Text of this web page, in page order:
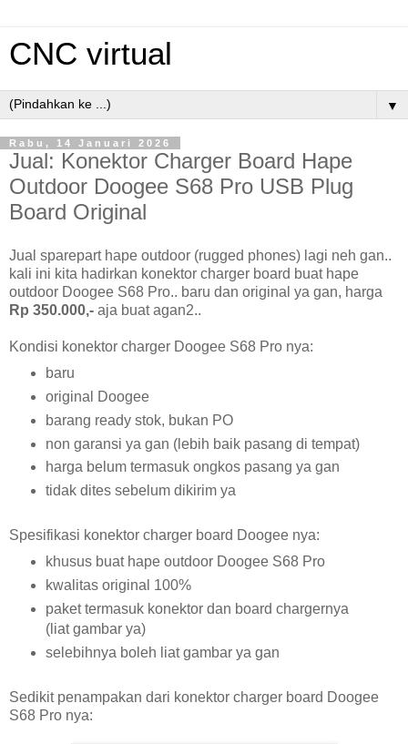
CNC virtual
▼
Rabu, 14 Januari 2026
Jual: Konektor Charger Board Hape
Outdoor Doogee S68 Pro USB Plug
Board Original
Jual sparepart hape outdoor (rugged phones) lagi neh gan..
kali ini kita hadirkan konektor charger board buat hape
outdoor Doogee S68 Pro.. baru dan original ya gan, harga
Rp 350.000,- aja buat agan2..
Kondisi konektor charger Doogee S68 Pro nya:
baru
original Doogee
barang ready stok, bukan PO
non garansi ya gan (lebih baik pasang di tempat)
harga belum termasuk ongkos pasang ya gan
tidak dites sebelum dikirim ya
Spesifikasi konektor charger board Doogee nya:
khusus buat hape outdoor Doogee S68 Pro
kwalitas original 100%
paket termasuk konektor dan board chargernya
(liat gambar ya)
selebihnya boleh liat gambar ya gan
Sedikit penampakan dari konektor charger board Doogee
S68 Pro nya: